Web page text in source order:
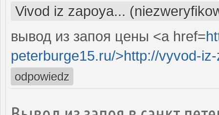
Vivod iz zapoya...
вывод из запоя цены <a href=
peterburge15.ru/>http://vyvod-
odpowiedz